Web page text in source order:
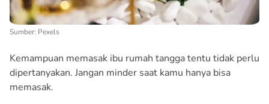
Sumber: Pexels
Kemampuan memasak ibu rumah tangga tentu tidak perlu
dipertanyakan. Jangan minder saat kamu hanya bisa
memasak.